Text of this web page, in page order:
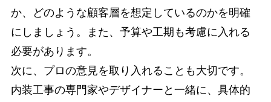
か、どのような顧客層を想定しているのかを明確
にしましょう。また、予算や工期も考慮に入れる
必要があります。
次に、プロの意見を取り入れることも大切です。
内装工事の専門家やデザイナーと一緒に、具体的